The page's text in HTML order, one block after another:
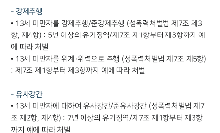
- 강제추행
• 13세 미만자를 강제추행/준강제추행 (성폭력처벌법 제7조 제3
항, 제4항) : 5년 이상의 유기징역/제7조 제1항부터 제3항까지 예
에 따라 처벌
• 13세 미만자를 위계·위력으로 추행 (성폭력처벌법 제7조 제5항)
: 제7조 제1항부터 제3항까지 예에 따라 처벌
- 유사강간
• 13세 미만자에 대하여 유사강간/준유사강간 (성폭력처벌법 제7
조 제2항, 제4항) : 7년 이상의 유기징역/제7조 제1항부터 제3항
까지 예에 따라 처벌